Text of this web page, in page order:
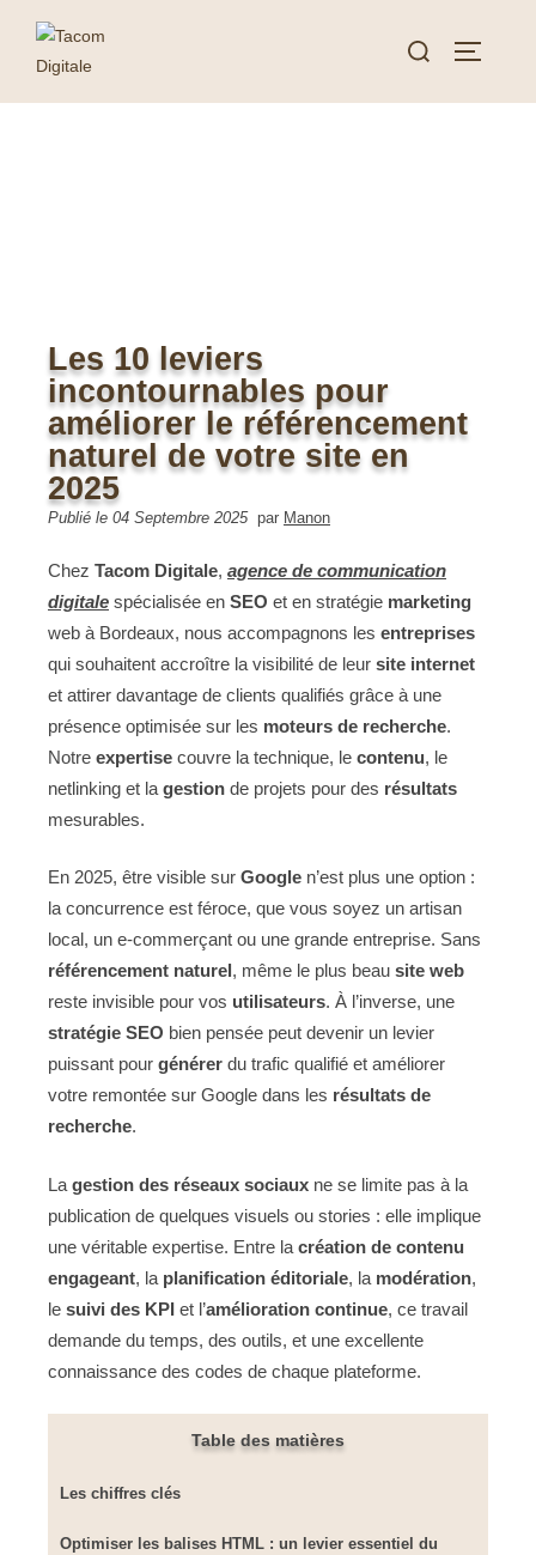
Les 10 leviers
incontournables pour
améliorer le référencement
naturel de votre site en
2025
Publié le 04 Septembre 2025par Manon
Chez Tacom Digitale, agence de communication
digitale spécialisée en SEO et en stratégie marketing
web à Bordeaux, nous accompagnons les entreprises
qui souhaitent accroître la visibilité de leur site internet
et attirer davantage de clients qualifiés grâce à une
présence optimisée sur les moteurs de recherche.
Notre expertise couvre la technique, le contenu, le
netlinking et la gestion de projets pour des résultats
mesurables.
En 2025, être visible sur Google n’est plus une option :
la concurrence est féroce, que vous soyez un artisan
local, un e-commerçant ou une grande entreprise. Sans
référencement naturel, même le plus beau site web
reste invisible pour vos utilisateurs. À l’inverse, une
stratégie SEO bien pensée peut devenir un levier
puissant pour générer du trafic qualifié et améliorer
votre remontée sur Google dans les résultats de
recherche.
La gestion des réseaux sociaux ne se limite pas à la
publication de quelques visuels ou stories : elle implique
une véritable expertise. Entre la création de contenu
engageant, la planification éditoriale, la modération,
le suivi des KPI et l’amélioration continue, ce travail
demande du temps, des outils, et une excellente
connaissance des codes de chaque plateforme.
Table des matières
Les chiffres clés
Optimiser les balises HTML : un levier essentiel du